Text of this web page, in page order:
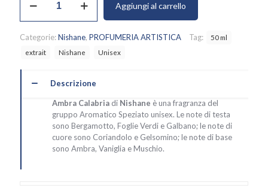
Calabria,
Aggiungi al carrello
Categorie:Nishane, PROFUMERIA ARTISTICA Tag:
50 ml
extrait
Nishane Unisex
Descrizione
Ambra Calabria di Nishane è una fragranza del
gruppo Aromatico Speziato unisex. Le note di testa
sono Bergamotto, Foglie Verdi e Galbano; le note di
cuore sono Coriandolo e Gelsomino; le note di base
sono Ambra, Vaniglia e Muschio.